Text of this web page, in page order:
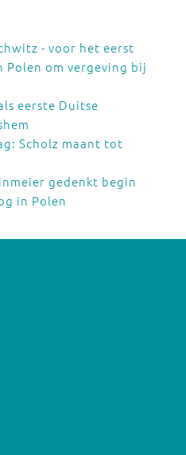
- voor het eerst
Polen om vergeving bij
eerste Duitse
Scholz maant tot
gedenkt begin
in Polen